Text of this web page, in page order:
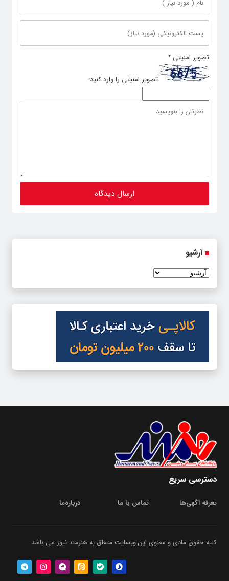
تصویر امنیتی *
تصویر امنیتی را وارد کنید:
آرشیو
دسترسی سریع
تعرفه آگهی‌ها تماس با ما درباره‌‌ما
کلیه حقوق مادی و معنوی این وبسایت متعلق به هنرمند نیوز می باشد